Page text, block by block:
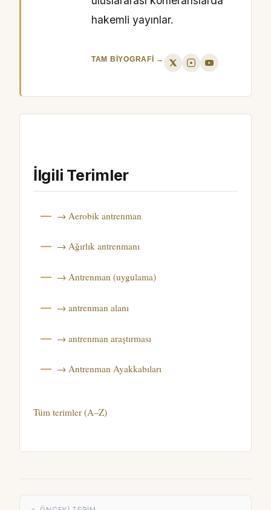
hakemli yayınlar.
TAM BIYOGRAFI →
İlgili Terimler
→ Aerobik antrenman
→ Ağırlık antrenmanı
→ Antrenman (uygulama)
→ antrenman alanı
→ antrenman araştırması
→ Antrenman Ayakkabıları
Tüm terimler (A–Z)